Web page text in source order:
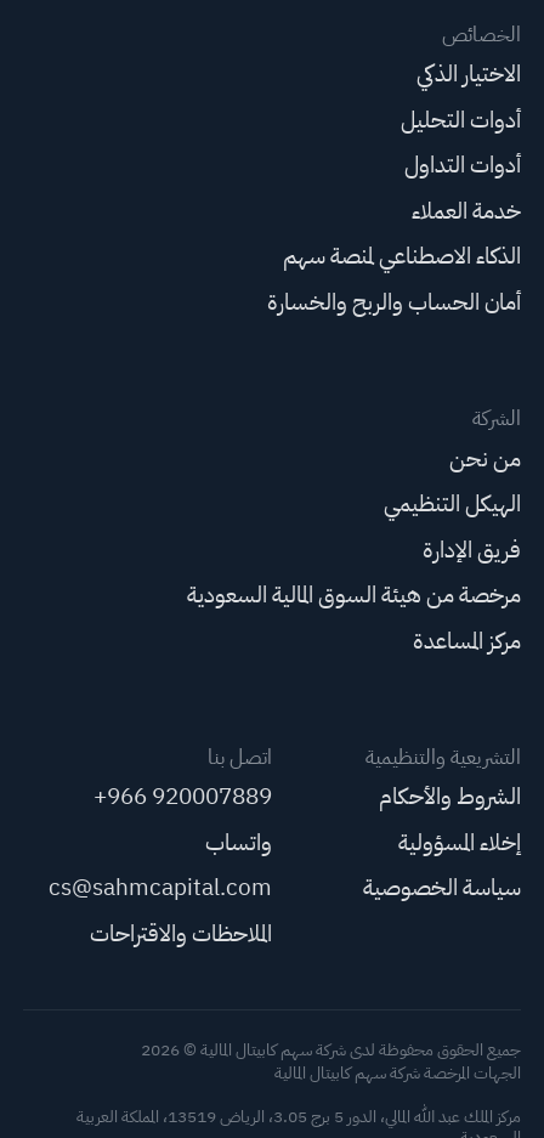
الخصائص
الاختيار الذكي
أدوات التحليل
أدوات التداول
خدمة العملاء
الذكاء الاصطناعي لمنصة سهم
أمان الحساب والربح والخسارة
الشركة
من نحن
الهيكل التنظيمي
فريق الإدارة
مرخصة من هيئة السوق المالية السعودية
مركز المساعدة
التشريعية والتنظيمية
الشروط والأحكام
إخلاء المسؤولية
سياسة الخصوصية
اتصل بنا
+966 920007889
واتساب
cs@sahmcapital.com
الملاحظات والاقتراحات
جميع الحقوق محفوظة لدى شركة سهم كابيتال المالية © 2026
الجهات المرخصة شركة سهم كابيتال المالية
مركز الملك عبد الله المالي، الدور 5 برج 3.05، الرياض 13519، المملكة العربية